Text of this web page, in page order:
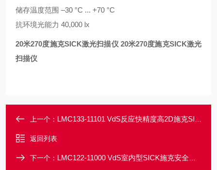
储存温度范围 –30 °C ... +70 °C
抗环境光能力 40,000 lx
20米270度施克SICK激光扫描仪 20米270度施克SICK激光
扫描仪
上一个： LMC133-11101 VdS反应快精度高2D施克SICK激光扫描仪
返回列表
下一个： LMC122-11000 VdS室内型SICK施克安全激光扫描仪